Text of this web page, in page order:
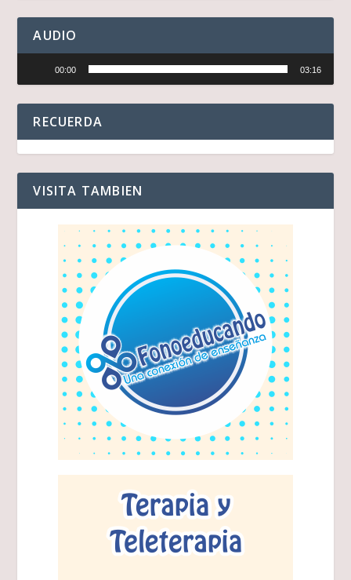
AUDIO
audio
00:00 03:16
RECUERDA
VISITA TAMBIEN